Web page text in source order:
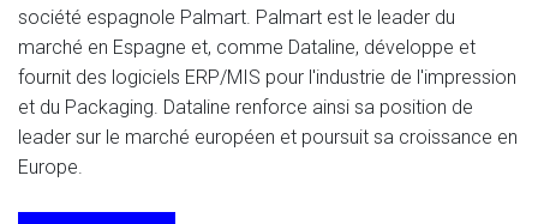
société espagnole Palmart. Palmart est le leader du
marché en Espagne et, comme Dataline, développe et
fournit des logiciels ERP/MIS pour l'industrie de l'impression
et du Packaging. Dataline renforce ainsi sa position de
leader sur le marché européen et poursuit sa croissance en
Europe.